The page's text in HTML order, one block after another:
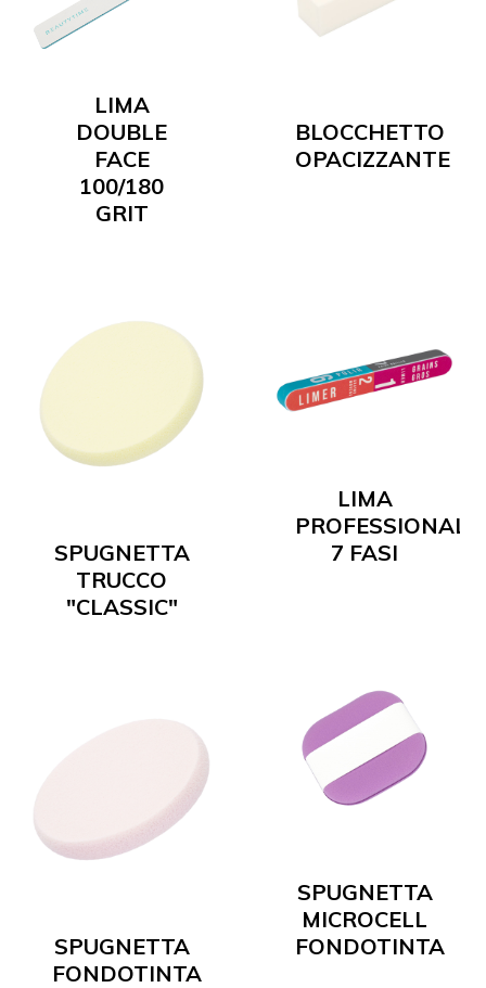
LIMA
DOUBLE
FACE
100/180
GRIT
BLOCCHETTO
OPACIZZANTE
LIMA
PROFESSIONALE
7 FASI
SPUGNETTA
TRUCCO
"CLASSIC"
SPUGNETTA
MICROCELL
FONDOTINTA
SPUGNETTA
FONDOTINTA